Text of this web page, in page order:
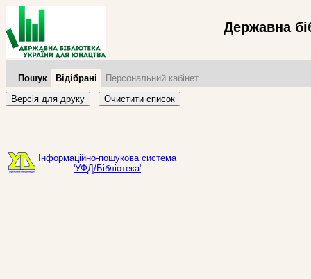
Державна
Пошук Відібрані
Персональний кабінет
Версія для друку
Очистити список
Інформаційно-пошукова система
'УФД/Бібліотека'